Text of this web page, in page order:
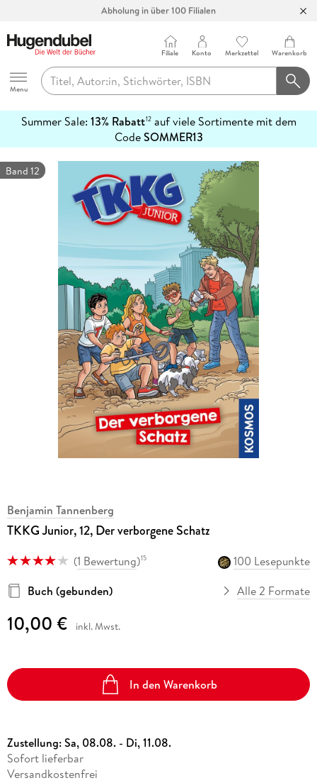
Abholung in über 100 Filialen
Hugendubel
Menu
Filiale Konto Merkzettel Warenkorb
Summer Sale: 13% Rabatt12auf viele Sortimente mit dem
CodeSOMMER13
erfahren
Band 12
Benjamin Tannenberg
TKKG Junior, 12, Der verborgene Schatz
(1 Bewertung)15
100 Lesepunkte
Buch (gebunden)
Alle 2 Formate
10,00 € inkl. Mwst.
In den Warenkorb
Zustellung:Sa, 08.08. - Di, 11.08.
Sofort lieferbar
Versandkostenfrei